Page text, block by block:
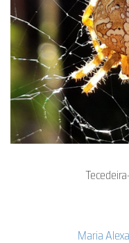
Maria